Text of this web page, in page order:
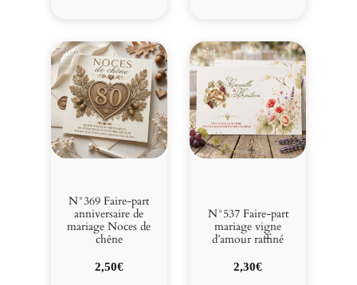
N°369 Faire-part
anniversaire de
mariage Noces de
chêne
2,50€
N°537 Faire-part
mariage vigne
d’amour raffiné
2,30€